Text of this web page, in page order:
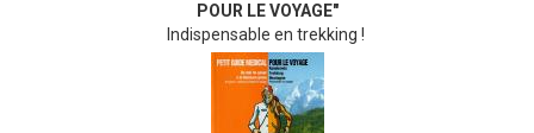
POUR LE VOYAGE"
Indispensable en trekking !